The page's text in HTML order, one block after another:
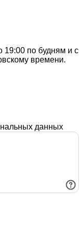
19:00 по будням и с
времени.
данных